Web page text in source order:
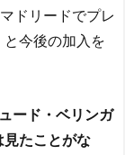
ドリードでプレ
今後の加入を
ード・ベリンガ
見たことがな